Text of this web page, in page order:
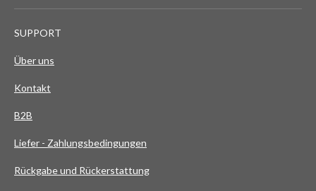
SUPPORT
Über uns
Kontakt
B2B
Liefer - Zahlungsbedingungen
Rückgabe und Rückerstattung